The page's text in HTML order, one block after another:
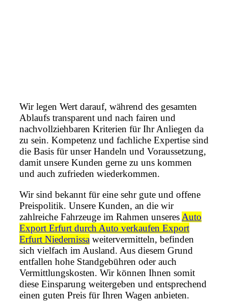
Wir legen Wert darauf, während des gesamten
Ablaufs transparent und nach fairen und
nachvollziehbaren Kriterien für Ihr Anliegen da
zu sein. Kompetenz und fachliche Expertise sind
die Basis für unser Handeln und Voraussetzung,
damit unsere Kunden gerne zu uns kommen
und auch zufrieden wiederkommen.
Wir sind bekannt für eine sehr gute und offene
Preispolitik. Unsere Kunden, an die wir
zahlreiche Fahrzeuge im Rahmen unseres Auto
Export Erfurt durch Auto verkaufen Export
Erfurt Niedernissa weitervermitteln, befinden
sich vielfach im Ausland. Aus diesem Grund
entfallen hohe Standgebühren oder auch
Vermittlungskosten. Wir können Ihnen somit
diese Einsparung weitergeben und entsprechend
einen guten Preis für Ihren Wagen anbieten.